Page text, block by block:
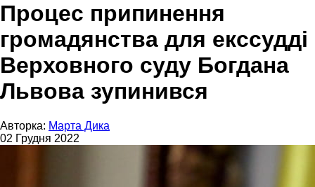
Процес припинення
громадянства для екссудді
Верховного суду Богдана
Львова зупинився
Авторка: Марта Дика
02 Грудня 2022